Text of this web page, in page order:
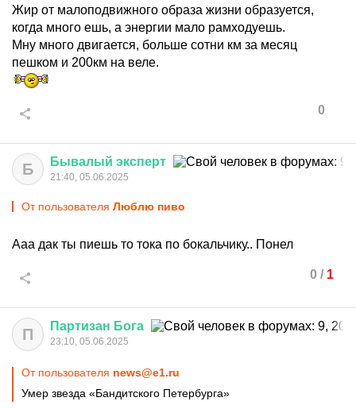
Жир от малоподвижного образа жизни образуется,
когда много ешь, а энергии мало рамходуешь.
Мну много двигается, больше сотни км за месяц
пешком и 200км на веле.
0
Б Бывалый эксперт
21:40, 05.06.2025
От пользователя Люблю пиво
Ааа дак ты пиешь то тока по бокальчику.. Понел
0 / 1
П Партизан Бога
23:10, 05.06.2025
От пользователя news@e1.ru
Умер звезда «Бандитского Петербурга»